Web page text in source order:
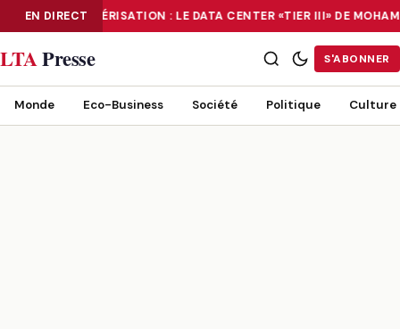
EN DIRECTNUMÉRISATION : LE DATA CENTER «TIER III» DE
NUMÉRISATION : LE DATA CENTER «TIER III» DE MOHAMMADIA, UN
LTAPresse S'ABONNER
Monde Eco-Business Société Politique Culture